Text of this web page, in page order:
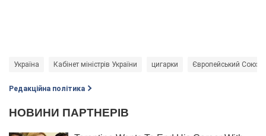
Україна Кабінет міністрів України цигарки Європейський Союз
Редакційна політика